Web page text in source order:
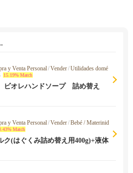
y Venta Personal/Vender/Utilidades domé
15.19% Match
オレハンドソープ 詰め替え
y Venta Personal/Vender/Bebé / Materinid
Match
ク(はぐくみ詰め替え用400g)+液体